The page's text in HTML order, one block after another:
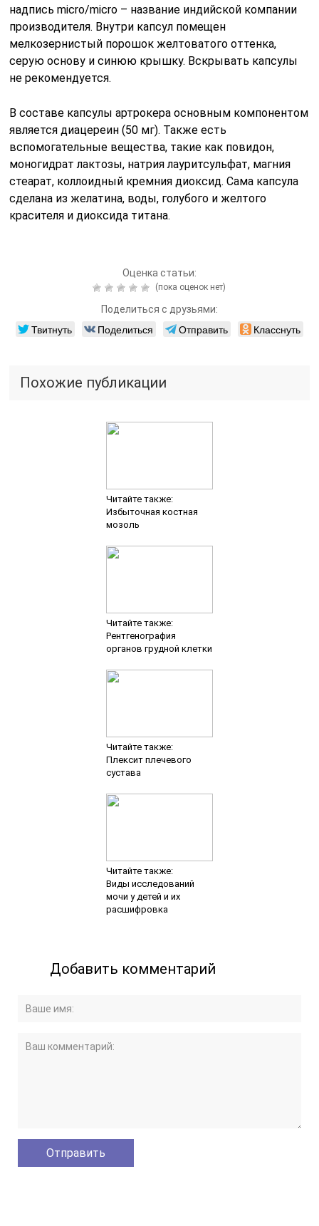
надпись micro/micro – название индийской компании
производителя. Внутри капсул помещен
мелкозернистый порошок желтоватого оттенка,
серую основу и синюю крышку. Вскрывать капсулы
не рекомендуется.
В составе капсулы артрокера основным компонентом
является диацереин (50 мг). Также есть
вспомогательные вещества, такие как повидон,
моногидрат лактозы, натрия лауритсульфат, магния
стеарат, коллоидный кремния диоксид. Сама капсула
сделана из желатина, воды, голубого и желтого
красителя и диоксида титана.
Оценка статьи:
(пока оценок нет)
Поделиться с друзьями:
Твитнуть Поделиться Отправить Класснуть
Похожие публикации
Читайте также:
Избыточная костная
мозоль
Читайте также:
Рентгенография
органов грудной клетки
Читайте также:
Плексит плечевого
сустава
Читайте также:
Виды исследований
мочи у детей и их
расшифровка
Добавить комментарий